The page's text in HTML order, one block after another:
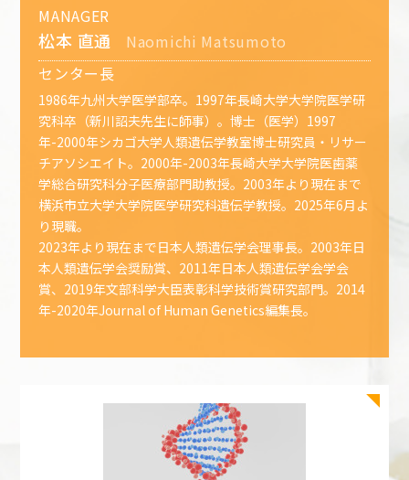
MANAGER
松本 直通
Naomichi Matsumoto
センター長
1986年九州大学医学部卒。1997年長崎大学大学院医学研
究科卒（新川詔夫先生に師事）。博士（医学）1997
年-2000年シカゴ大学人類遺伝学教室博士研究員・リサー
チアソシエイト。2000年-2003年長崎大学大学院医歯薬
学総合研究科分子医療部門助教授。2003年より現在まで
横浜市立大学大学院医学研究科遺伝学教授。2025年6月よ
り現職。
2023年より現在まで日本人類遺伝学会理事長。2003年日
本人類遺伝学会奨励賞、2011年日本人類遺伝学会学会
賞、2019年文部科学大臣表彰科学技術賞研究部門。2014
年-2020年Journal of Human Genetics編集長。